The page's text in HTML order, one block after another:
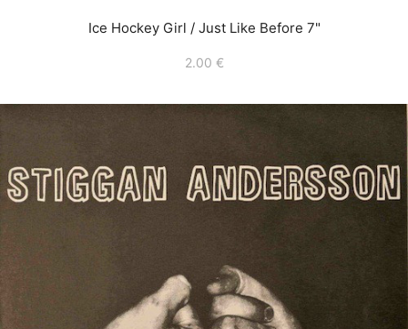
Ice Hockey Girl / Just Like Before 7"
2.00 €